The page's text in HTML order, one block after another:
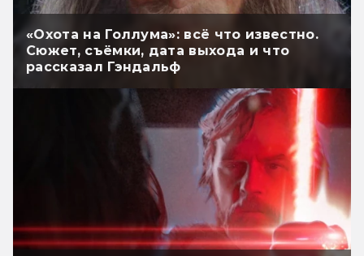
«Охота на Голлума»: всё что известно.
Сюжет, съёмки, дата выхода и что
рассказал Гэндальф